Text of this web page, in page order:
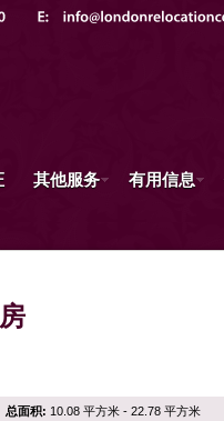
其他服务 有用信息
总面积: 10.08 平方米 - 22.78 平方米